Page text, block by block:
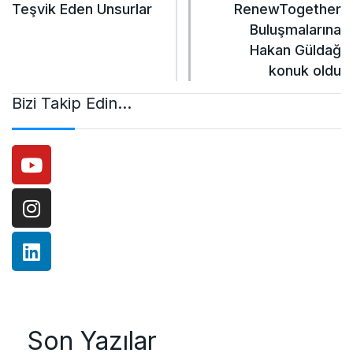
Teşvik Eden Unsurlar
RenewTogether
Buluşmalarına
Hakan Güldağ
konuk oldu
Bizi Takip Edin…
Son Yazılar